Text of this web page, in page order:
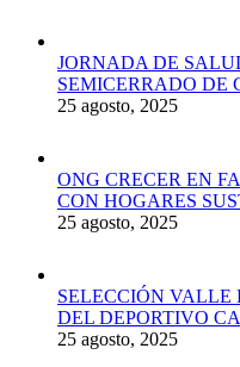
JORNADA DE
SEMICERRADO DE
25 agosto, 2025
ONG CRECER EN
CON HOGARES
25 agosto, 2025
SELECCIÓN VALLE
DEL DEPORTIVO
25 agosto, 2025